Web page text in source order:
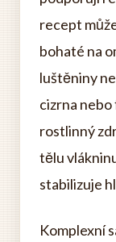
recept
bohaté na
luštěniny
cizrna
rostlinný
tělu
stabilizuje
Komplexní